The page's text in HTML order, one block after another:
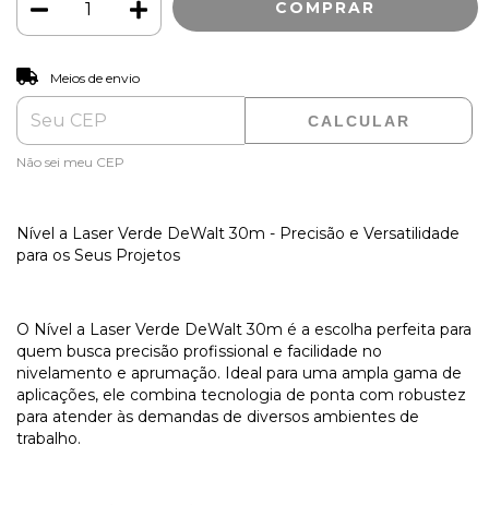
Entregas para o CEP:
Meios de envio
CALCULAR
Não sei meu CEP
Nível a Laser Verde DeWalt 30m - Precisão e Versatilidade
para os Seus Projetos
O Nível a Laser Verde DeWalt 30m é a escolha perfeita para
quem busca precisão profissional e facilidade no
nivelamento e aprumação. Ideal para uma ampla gama de
aplicações, ele combina tecnologia de ponta com robustez
para atender às demandas de diversos ambientes de
trabalho.